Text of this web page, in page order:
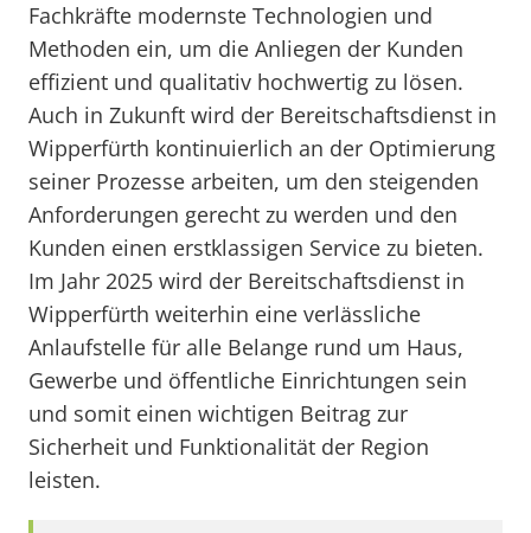
Fachkräfte modernste Technologien und
Methoden ein, um die Anliegen der Kunden
effizient und qualitativ hochwertig zu lösen.
Auch in Zukunft wird der Bereitschaftsdienst in
Wipperfürth kontinuierlich an der Optimierung
seiner Prozesse arbeiten, um den steigenden
Anforderungen gerecht zu werden und den
Kunden einen erstklassigen Service zu bieten.
Im Jahr 2025 wird der Bereitschaftsdienst in
Wipperfürth weiterhin eine verlässliche
Anlaufstelle für alle Belange rund um Haus,
Gewerbe und öffentliche Einrichtungen sein
und somit einen wichtigen Beitrag zur
Sicherheit und Funktionalität der Region
leisten.